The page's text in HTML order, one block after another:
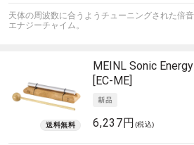
天体の周波数に合うようチューニングされた倍
エナジーチャイム。
MEINL Sonic Energy
[EC-ME]
6,237円 (税込)